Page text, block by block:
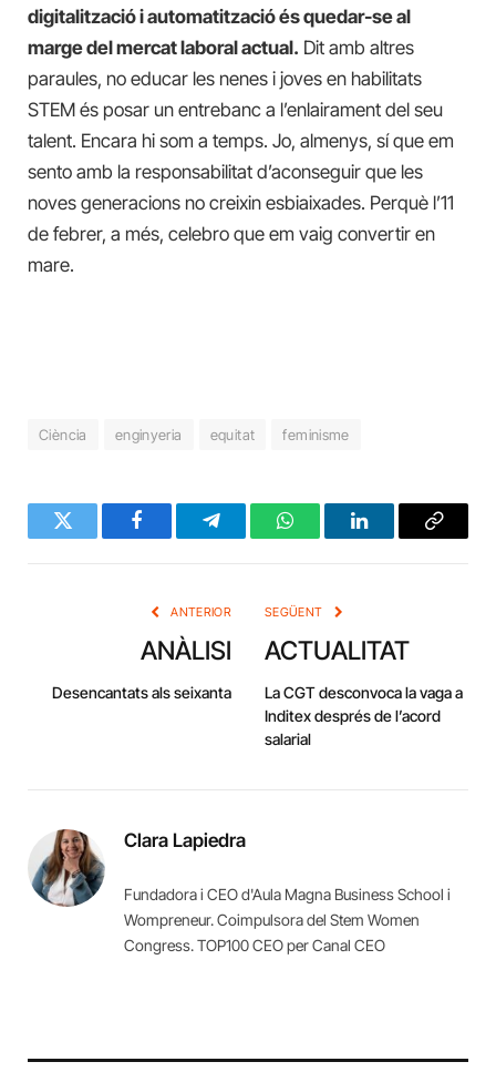
digitalització i automatització és quedar-se al
marge del mercat laboral actual. Dit amb altres
paraules, no educar les nenes i joves en habilitats
STEM és posar un entrebanc a l’enlairament del seu
talent. Encara hi som a temps. Jo, almenys, sí que em
sento amb la responsabilitat d’aconseguir que les
noves generacions no creixin esbiaixades. Perquè l’11
de febrer, a més, celebro que em vaig convertir en
mare.
Ciència enginyeria equitat feminisme
Twitter FacebookTelegramWhatsAppLinkedInCopy
ANTERIOR
ANÀLISI
Desencantats als seixanta
SEGÜENT
ACTUALITAT
La CGT desconvoca la vaga a
Inditex després de l’acord
salarial
Clara Lapiedra
Fundadora i CEO d'Aula Magna Business School i
Wompreneur. Coimpulsora del Stem Women
Congress. TOP100 CEO per Canal CEO